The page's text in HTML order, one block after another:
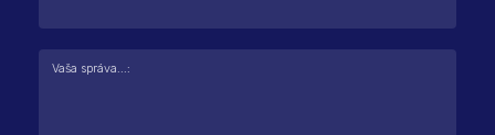
Vaša správa...: